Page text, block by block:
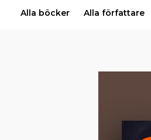
Alla böcker Alla författare